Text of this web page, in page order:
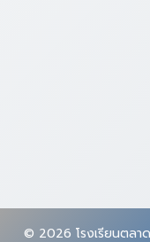
© 2026 โรงเรียนตลา